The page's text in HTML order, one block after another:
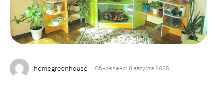
homegreenhouse Обновлено: 8 августа 2025